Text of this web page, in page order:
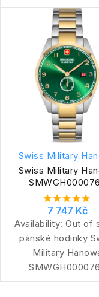
Swiss Military
Swiss Military
7 747 Kč
Availability: Out of
pánské hodinky
Military